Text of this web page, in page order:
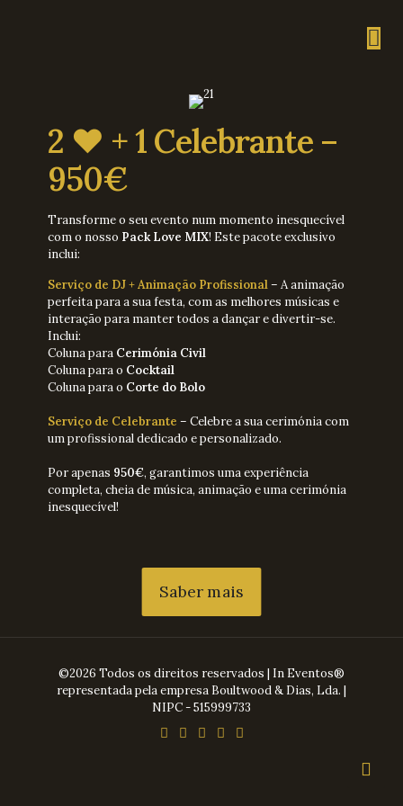
2 ❤️ + 1 Celebrante –
950€
Transforme o seu evento num momento inesquecível
com o nosso Pack Love MIX! Este pacote exclusivo
inclui:
Serviço de DJ + Animação Profissional– A animação
perfeita para a sua festa, com as melhores músicas e
interação para manter todos a dançar e divertir-se.
Inclui:
Coluna para Cerimónia Civil
Coluna para o Cocktail
Coluna para o Corte do Bolo
Serviço de Celebrante – Celebre a sua cerimónia com
um profissional dedicado e personalizado.
Por apenas 950€, garantimos uma experiência
completa, cheia de música, animação e uma cerimónia
inesquecível!
Saber mais
©2026 Todos os direitos reservados | In Eventos®
representada pela empresa Boultwood & Dias, Lda. |
NIPC - 515999733